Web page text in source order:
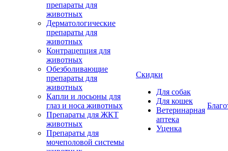
препараты для
животных
Дерматологические
препараты для
животных
Контрацепция для
животных
Обезболивающие
препараты для
животных
Капли и лосьоны для
глаз и носа животных
Препараты для ЖКТ
животных
Препараты для
мочеполовой системы
Скидки
Для собак
Для кошек
Ветеринарная
аптека
Уценка